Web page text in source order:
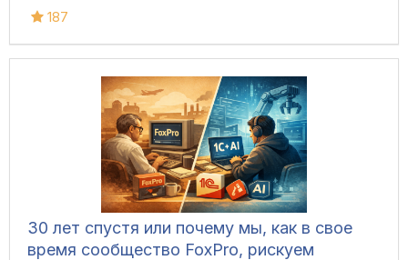
187
30 лет спустя или почему мы, как в свое
время сообщество FoxPro, рискуем